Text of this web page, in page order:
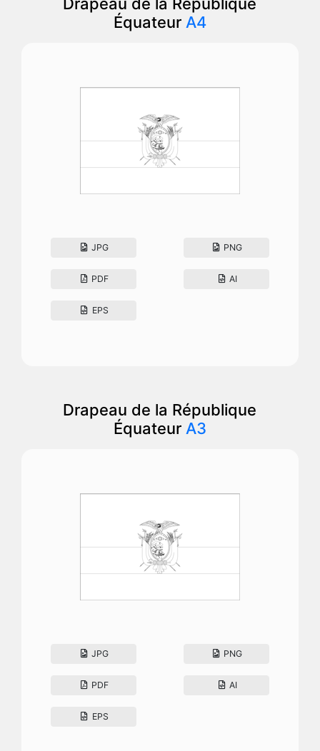
Équateur A4
JPG PNG
PDF AI
EPS
Drapeau de la République
Équateur A3
JPG PNG
PDF AI
EPS